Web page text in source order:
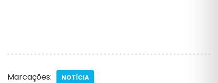
Marcações: NOTÍCIA